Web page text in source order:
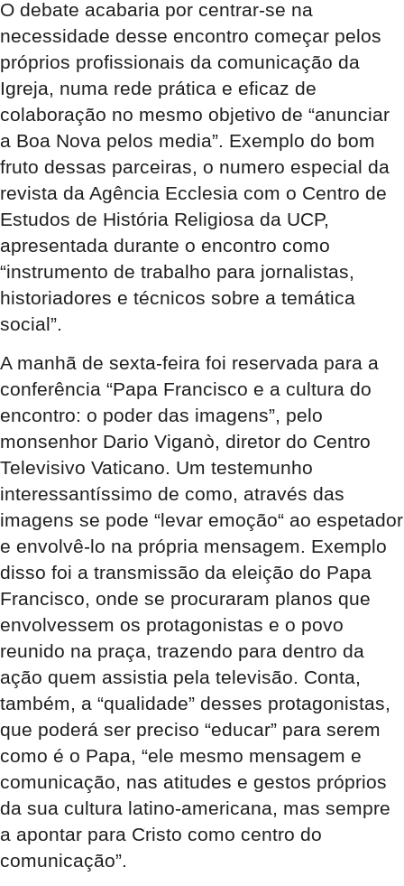
O debate acabaria por centrar-se na
necessidade desse encontro começar pelos
próprios profissionais da comunicação da
Igreja, numa rede prática e eficaz de
colaboração no mesmo objetivo de “anunciar
a Boa Nova pelos media”. Exemplo do bom
fruto dessas parceiras, o numero especial da
revista da Agência Ecclesia com o Centro de
Estudos de História Religiosa da UCP,
apresentada durante o encontro como
“instrumento de trabalho para jornalistas,
historiadores e técnicos sobre a temática
social”.
A manhã de sexta-feira foi reservada para a
conferência “Papa Francisco e a cultura do
encontro: o poder das imagens”, pelo
monsenhor Dario Viganò, diretor do Centro
Televisivo Vaticano. Um testemunho
interessantíssimo de como, através das
imagens se pode “levar emoção“ ao espetador
e envolvê-lo na própria mensagem. Exemplo
disso foi a transmissão da eleição do Papa
Francisco, onde se procuraram planos que
envolvessem os protagonistas e o povo
reunido na praça, trazendo para dentro da
ação quem assistia pela televisão. Conta,
também, a “qualidade” desses protagonistas,
que poderá ser preciso “educar” para serem
como é o Papa, “ele mesmo mensagem e
comunicação, nas atitudes e gestos próprios
da sua cultura latino-americana, mas sempre
a apontar para Cristo como centro do
comunicação”.